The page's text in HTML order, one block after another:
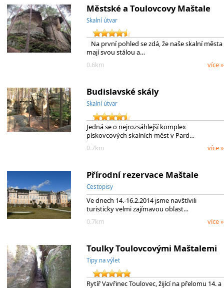
Městské a Toulovcovy Maštale
Skalní útvar
Na první pohled se zdá, že naše skalní města
mají svou stálou a…
0.6km
více »
Budislavské skály
Skalní útvar
Jedná se o nejrozsáhlejší komplex
pískovcových skalních měst v Pard…
0.7km
více »
Přírodní rezervace Maštale
Cestopisy
Ve dnech 14.-16.2.2014 jsme navštívili
turisticky velmi zajímavou oblast…
0.7km
více »
Toulky Toulovcovými Maštalemi
Tipy na výlet
Rytíř Vavřinec Toulovec, žijící na přelomu 14. a